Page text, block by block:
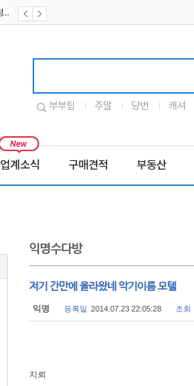
[공지] [호텔업] 개인정보 처리방침 개정본2 (19.09.02)
부부팀 주말 당번 캐셔
업계소식 구매견적 부동산
익명수다방
저기 간만에 올라왔네 악기이름 모텔
익명 등록일 2014.07.23 22:05:28 조회
지뢰